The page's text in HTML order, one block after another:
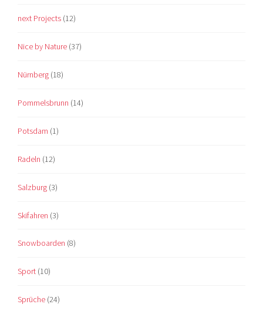
next Projects (12)
Nice by Nature (37)
Nürnberg (18)
Pommelsbrunn (14)
Potsdam (1)
Radeln (12)
Salzburg (3)
Skifahren (3)
Snowboarden (8)
Sport (10)
Sprüche (24)